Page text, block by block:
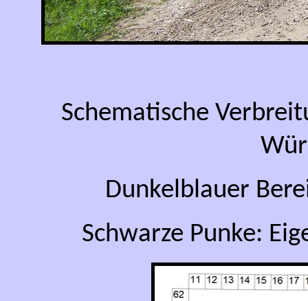
Schematische
Dunkelblauer
Schwarze Punke: